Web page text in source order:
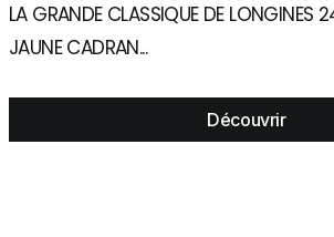
LA GRANDE CLASSIQUE DE LONGINES
JAUNE CADRAN...
Découvrir